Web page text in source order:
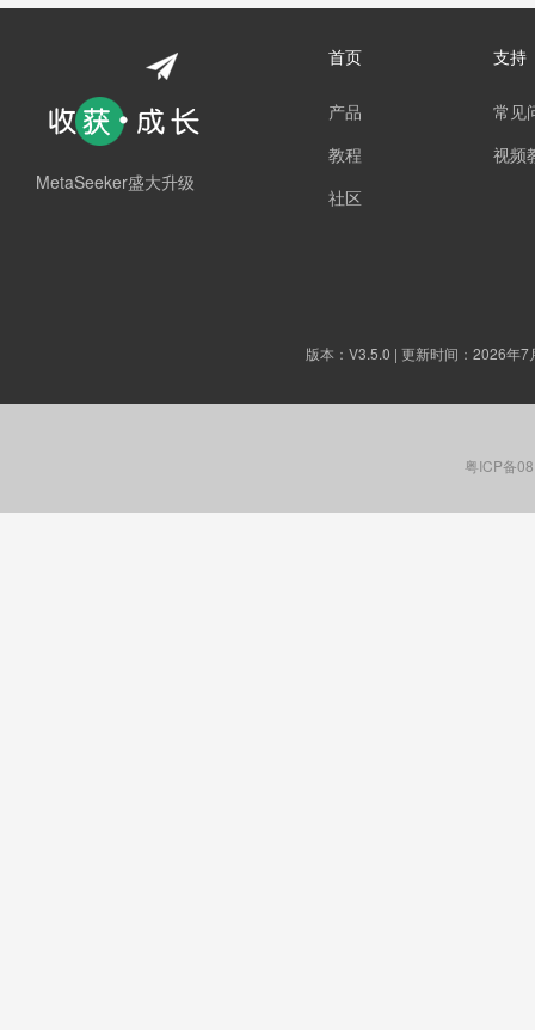
MetaSeeker盛大升级
首页
产品
教程
社区
支持
常见
视频
版本： V3.5.0 | 更新时间：2026年
粤ICP备